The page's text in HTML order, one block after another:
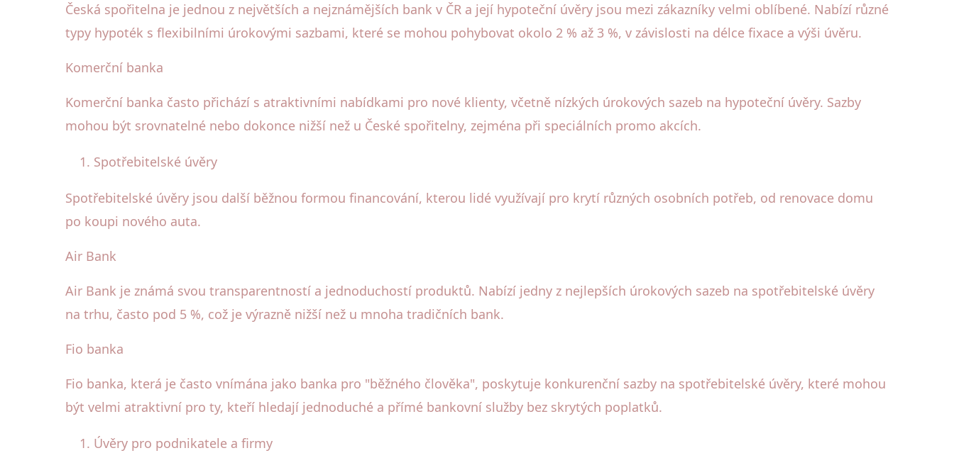
Česká spořitelna je jednou z největších a nejznámějších bank v ČR a její hypoteční úvěry jsou mezi zákazníky velmi oblíbené. Nabízí různé
typy hypoték s flexibilními úrokovými sazbami, které se mohou pohybovat okolo 2 % až 3 %, v závislosti na délce fixace a výši úvěru.
Komerční banka
Komerční banka často přichází s atraktivními nabídkami pro nové klienty, včetně nízkých úrokových sazeb na hypoteční úvěry. Sazby
mohou být srovnatelné nebo dokonce nižší než u České spořitelny, zejména při speciálních promo akcích.
Spotřebitelské úvěry
Spotřebitelské úvěry jsou další běžnou formou financování, kterou lidé využívají pro krytí různých osobních potřeb, od renovace domu
po koupi nového auta.
Air Bank
Air Bank je známá svou transparentností a jednoduchostí produktů. Nabízí jedny z nejlepších úrokových sazeb na spotřebitelské úvěry
na trhu, často pod 5 %, což je výrazně nižší než u mnoha tradičních bank.
Fio banka
Fio banka, která je často vnímána jako banka pro "běžného člověka", poskytuje konkurenční sazby na spotřebitelské úvěry, které mohou
být velmi atraktivní pro ty, kteří hledají jednoduché a přímé bankovní služby bez skrytých poplatků.
Úvěry pro podnikatele a firmy